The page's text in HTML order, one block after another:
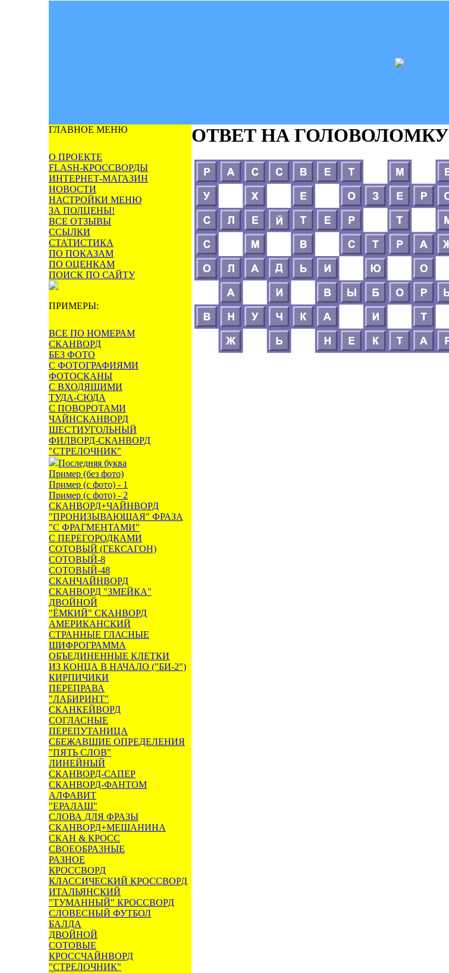
ГЛАВНОЕ МЕНЮ
О ПРОЕКТЕ
FLASH-КРОССВОРДЫ
ИНТЕРНЕТ-МАГАЗИН
НОВОСТИ
НАСТРОЙКИ МЕНЮ
ЗА ПОЛЦЕНЫ!
ВСЕ ОТЗЫВЫ
ССЫЛКИ
СТАТИСТИКА
ПО ПОКАЗАМ
ПО ОЦЕНКАМ
ПОИСК ПО САЙТУ
ПРИМЕРЫ:
ВСЕ ПО НОМЕРАМ
СКАНВОРД
БЕЗ ФОТО
С ФОТОГРАФИЯМИ
ФОТОСКАНЫ
С ВХОДЯЩИМИ
ТУДА-СЮДА
С ПОВОРОТАМИ
ЧАЙНСКАНВОРД
ШЕСТИУГОЛЬНЫЙ
ФИЛВОРД-СКАНВОРД
"СТРЕЛОЧНИК"
Последняя буква
Пример (без фото)
Пример (с фото) - 1
Пример (с фото) - 2
СКАНВОРД+ЧАЙНВОРД
"ПРОНИЗЫВАЮЩАЯ" ФРАЗА
"С ФРАГМЕНТАМИ"
С ПЕРЕГОРОДКАМИ
СОТОВЫЙ (ГЕКСАГОН)
СОТОВЫЙ-8
СОТОВЫЙ-48
СКАНЧАЙНВОРД
СКАНВОРД "ЗМЕЙКА"
ДВОЙНОЙ
"ЁМКИЙ" СКАНВОРД
АМЕРИКАНСКИЙ
СТРАННЫЕ ГЛАСНЫЕ
ШИФРОГРАММА
ОБЪЕДИНЕННЫЕ КЛЕТКИ
ИЗ КОНЦА В НАЧАЛО ("БИ-2")
КИРПИЧИКИ
ПЕРЕПРАВА
"ЛАБИРИНТ"
СКАНКЕЙВОРД
СОГЛАСНЫЕ
ПЕРЕПУТАНИЦА
СБЕЖАВШИЕ ОПРЕДЕЛЕНИЯ
"ПЯТЬ СЛОВ"
ЛИНЕЙНЫЙ
СКАНВОРД-САПЕР
СКАНВОРД-ФАНТОМ
АЛФАВИТ
"ЕРАЛАШ"
СЛОВА ДЛЯ ФРАЗЫ
СКАНВОРД+МЕШАНИНА
СКАН & КРОСС
СВОЕОБРАЗНЫЕ
РАЗНОЕ
КРОССВОРД
КЛАССИЧЕСКИЙ КРОССВОРД
ИТАЛЬЯНСКИЙ
"ТУМАННЫЙ" КРОССВОРД
СЛОВЕСНЫЙ ФУТБОЛ
БАЛДА
ДВОЙНОЙ
СОТОВЫЕ
КРОССЧАЙНВОРД
"СТРЕЛОЧНИК"
ОТВЕТ НА ГОЛОВОЛОМКУ